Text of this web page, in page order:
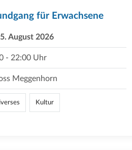
für Erwachsene
August 2026
- 22:00 Uhr
Meggenhorn
Kultur